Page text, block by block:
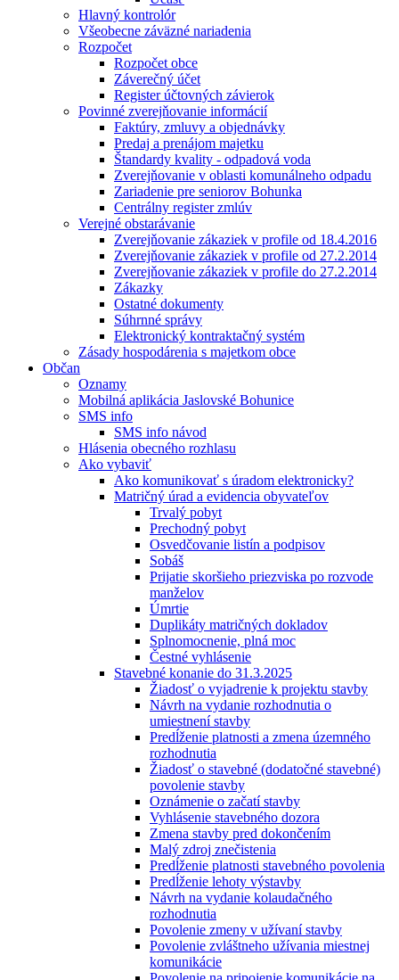
Hlavný kontrolór
Všeobecne záväzné nariadenia
Rozpočet
Rozpočet obce
Záverečný účet
Register účtovných závierok
Povinné zverejňovanie informácií
Faktúry, zmluvy a objednávky
Predaj a prenájom majetku
Štandardy kvality - odpadová voda
Zverejňovanie v oblasti komunálneho odpadu
Zariadenie pre seniorov Bohunka
Centrálny register zmlúv
Verejné obstarávanie
Zverejňovanie zákaziek v profile od 18.4.2016
Zverejňovanie zákaziek v profile od 27.2.2014
Zverejňovanie zákaziek v profile do 27.2.2014
Zákazky
Ostatné dokumenty
Súhrnné správy
Elektronický kontraktačný systém
Zásady hospodárenia s majetkom obce
Občan
Oznamy
Mobilná aplikácia Jaslovské Bohunice
SMS info
SMS info návod
Hlásenia obecného rozhlasu
Ako vybaviť
Ako komunikovať s úradom elektronicky?
Matričný úrad a evidencia obyvateľov
Trvalý pobyt
Prechodný pobyt
Osvedčovanie listín a podpisov
Sobáš
Prijatie skoršieho priezviska po rozvode
manželov
Úmrtie
Duplikáty matričných dokladov
Splnomocnenie, plná moc
Čestné vyhlásenie
Stavebné konanie do 31.3.2025
Žiadosť o vyjadrenie k projektu stavby
Návrh na vydanie rozhodnutia o
umiestnení stavby
Predĺženie platnosti a zmena územného
rozhodnutia
Žiadosť o stavebné (dodatočné stavebné)
povolenie stavby
Oznámenie o začatí stavby
Vyhlásenie stavebného dozora
Zmena stavby pred dokončením
Malý zdroj znečistenia
Predĺženie platnosti stavebného povolenia
Predĺženie lehoty výstavby
Návrh na vydanie kolaudačného
rozhodnutia
Povolenie zmeny v užívaní stavby
Povolenie zvláštneho užívania miestnej
komunikácie